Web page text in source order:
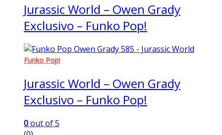
Jurassic World – Owen Grady
Exclusivo – Funko Pop!
Funko Pop!
Jurassic World – Owen Grady
Exclusivo – Funko Pop!
0out of 5